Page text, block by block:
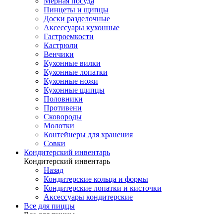
Пинцеты и щипцы
Доски разделочные
Аксессуары кухонные
Гастроемкости
Кастрюли
Венчики
Кухонные вилки
Кухонные лопатки
Кухонные ножи
Кухонные щипцы
Половники
Противени
Сковороды
Молотки
Контейнеры для хранения
Совки
Кондитерский инвентарь
Кондитерский инвентарь
Назад
Кондитерские кольца и формы
Кондитерские лопатки и кисточки
Аксессуары кондитерские
Все для пиццы